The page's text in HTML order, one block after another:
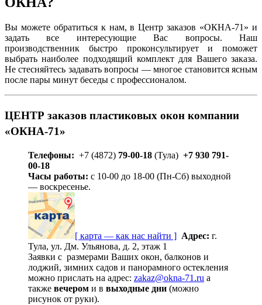
Вы можете обратиться к нам, в Центр заказов «ОКНА-71» и
задать все интересующие Вас вопросы. Наш
производственник быстро проконсультирует и поможет
выбрать наиболее подходящий комплект для Вашего заказа.
Не стесняйтесь задавать вопросы — многое становится ясным
после пары минут беседы с профессионалом.
ЦЕНТР заказов пластиковых окон компании
«ОКНА-71»
Телефоны: +7 (4872) 79-00-18 (Тула) +7 930 791-
00-18
Часы работы: с 10-00 до 18-00 (Пн-Сб) выходной
— воскресенье.
[ карта — как нас найти ] Адрес: г.
Тула, ул. Дм. Ульянова, д. 2, этаж 1
Заявки с размерами Ваших окон, балконов и
лоджий, зимних садов и панорамного остекления
можно прислать на адрес: zakaz@okna-71.ru а
также вечером и в выходные дни (можно
рисунок от руки).